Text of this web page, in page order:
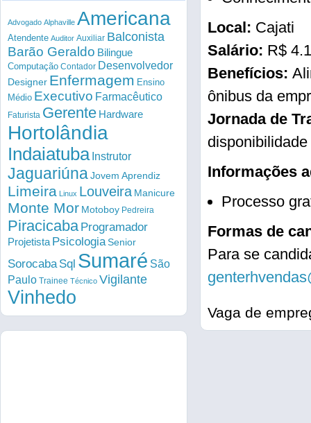
Advogado Alphaville Americana
Atendente Auditor Auxiliar Balconista
Barão Geraldo Bilingue
Computação Contador Desenvolvedor
Designer Enfermagem Ensino
Médio Executivo Farmacêutico
Faturista Gerente Hardware
Hortolândia
Indaiatuba Instrutor
Jaguariúna Jovem Aprendiz
Limeira Linux Louveira Manicure
Monte Mor Motoboy Pedreira
Piracicaba Programador
Projetista PsicologiaSenior
Sorocaba Sql Sumaré São
Paulo Trainee Técnico Vigilante
Vinhedo
Local: Cajati
Salário: R$
Benefícios:
ônibus da
Jornada de
Informações
Processo
Formas de
Para se
Vaga de